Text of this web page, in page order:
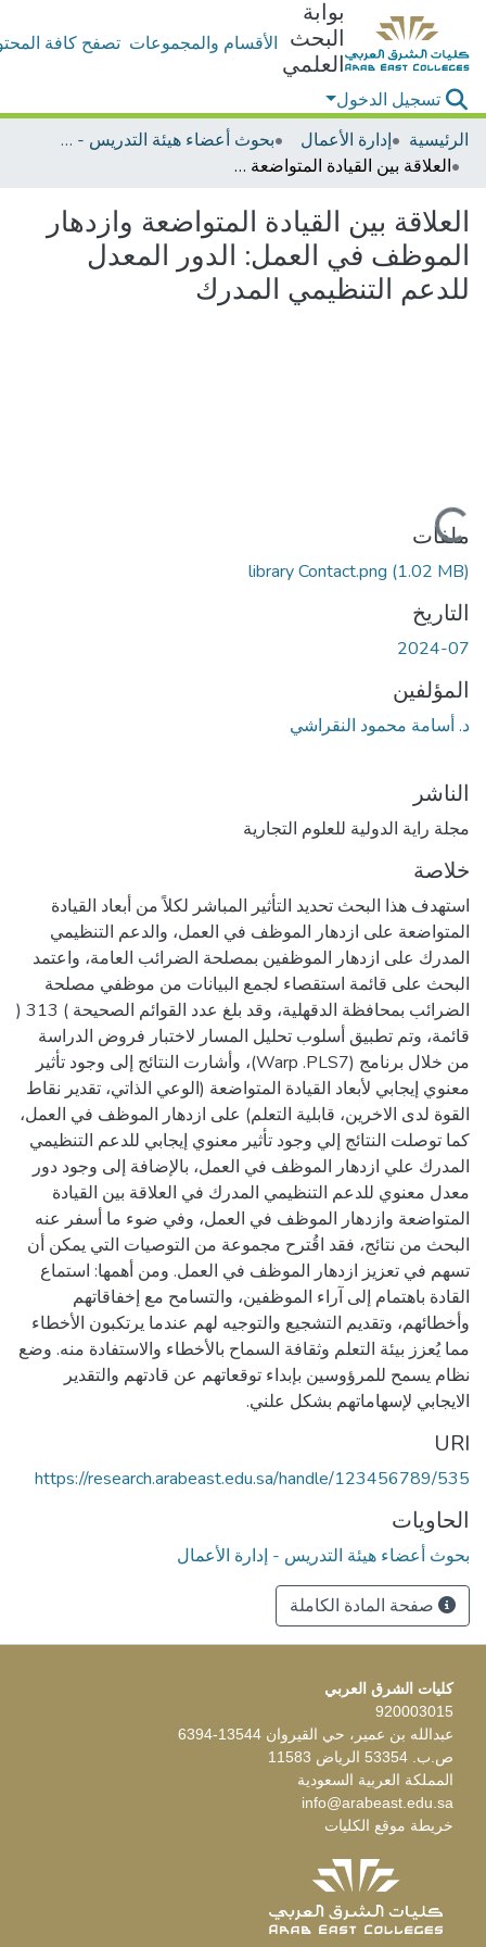
بوابة
البحث
العلمي
الأقسام والمجموعات تصفح كافة
تسجيل الدخول
الرئيسية
إدارة الأعمال
بحوث أعضاء هيئة التدريس - إدارة الأعمال
العلاقة بين القيادة المتواضعة وازدهار الموظف في العمل: الدور المعدل للدعم التنظيمي المدرك
العلاقة بين القيادة المتواضعة وازدهار
الموظف في العمل: الدور المعدل
للدعم التنظيمي المدرك
جاري التحميل...
ملفات
library Contact.png (1.02 MB)
التاريخ
2024-07
المؤلفين
د. أسامة محمود النقراشي
الناشر
مجلة راية الدولية للعلوم التجارية
خلاصة
استهدف هذا البحث تحديد التأثير المباشر لكلاً من أبعاد القيادة
المتواضعة على ازدهار الموظف في العمل، والدعم التنظيمي
المدرك على ازدهار الموظفين بمصلحة الضرائب العامة، واعتمد
البحث على قائمة استقصاء لجمع البيانات من موظفي مصلحة
الضرائب بمحافظة الدقهلية، وقد بلغ عدد القوائم الصحيحة ) 313 (
قائمة، وتم تطبيق أسلوب تحليل المسار لاختبار فروض الدراسة
من خلال برنامج (Warp .PLS7)، وأشارت النتائج إلى وجود تأثير
معنوي إيجابي لأبعاد القيادة المتواضعة (الوعي الذاتي، تقدير نقاط
القوة لدى الاخرين، قابلية التعلم) على ازدهار الموظف في العمل،
كما توصلت النتائج إلي وجود تأثير معنوي إيجابي للدعم التنظيمي
المدرك علي ازدهار الموظف في العمل، بالإضافة إلى وجود دور
معدل معنوي للدعم التنظيمي المدرك في العلاقة بين القيادة
المتواضعة وازدهار الموظف في العمل، وفي ضوء ما أسفر عنه
البحث من نتائج، فقد اقُترح مجموعة من التوصيات التي يمكن أن
تسهم في تعزيز ازدهار الموظف في العمل. ومن أهمها: استماع
القادة باهتمام إلى آراء الموظفين، والتسامح مع إخفاقاتهم
وأخطائهم، وتقديم التشجيع والتوجيه لهم عندما يرتكبون الأخطاء
مما يُعزز بيئة التعلم وثقافة السماح بالأخطاء والاستفادة منه. وضع
نظام يسمح للمرؤوسين بإبداء توقعاتهم عن قادتهم والتقدير
الايجابي لإسهاماتهم بشكل علني.
URI
https://research.arabeast.edu.sa/handle/123456789/535
الحاويات
بحوث أعضاء هيئة التدريس - إدارة الأعمال
صفحة المادة الكاملة
كليات الشرق العربي
920003015
عبدالله بن عمير، حي القيروان 13544-6394
ص.ب. 53354 الرياض 11583
المملكة العربية السعودية
info@arabeast.edu.sa
خريطة موقع الكليات